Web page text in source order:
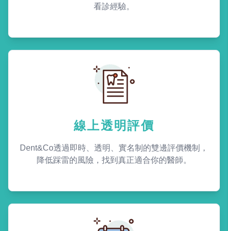
看診經驗。
線上透明評價
Dent&Co透過即時、透明、實名制的雙邊評價機制，
降低踩雷的風險，找到真正適合你的醫師。